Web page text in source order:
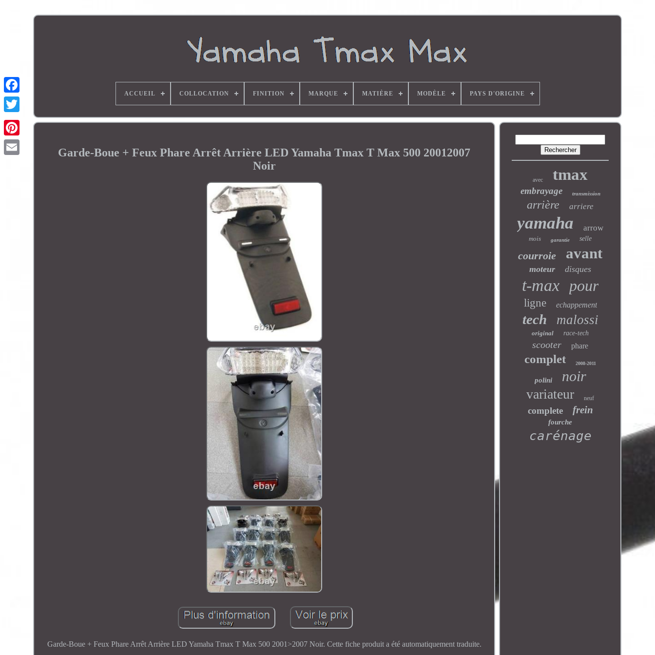
ACCUEIL COLLOCATION FINITION MARQUE MATIÈRE MODÈLE PAYS D'ORIGINE
Garde-Boue + Feux Phare Arrêt Arrière LED Yamaha Tmax T Max 500 20012007
Noir
Garde-Boue + Feux Phare Arrêt Arrière LED Yamaha Tmax T Max 500 2001>2007 Noir. Cette fiche produit a été automatiquement traduite.
avec tmax
embrayage transmission
arrière arriere
yamaha arrow
mois garantie selle
courroie avant
moteur disques
t-max pour
ligne echappement
tech malossi
original race-tech
scooter phare
complet 2008-2011
polini noir
variateur neuf
complete frein
fourche
carénage